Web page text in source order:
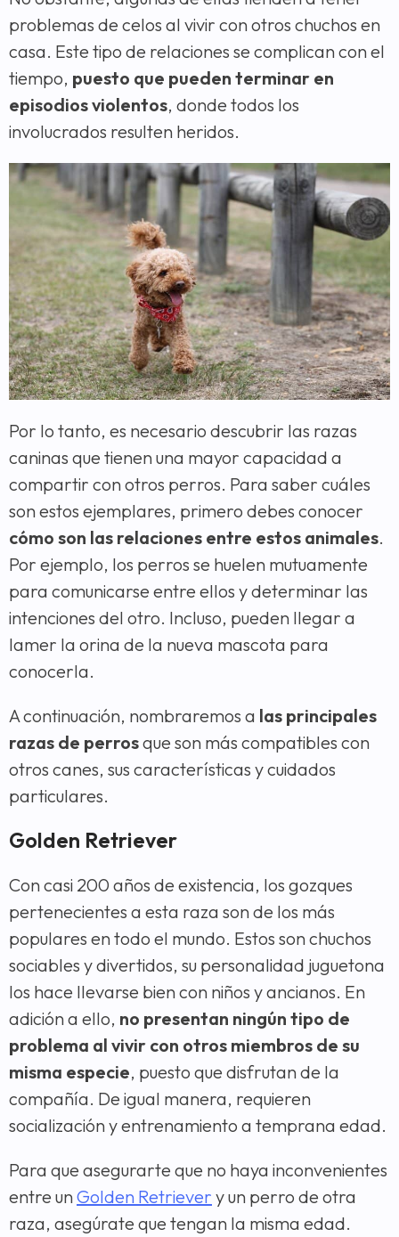
problemas de celos al vivir con otros chuchos en
casa. Este tipo de relaciones se complican con el
tiempo, puesto que pueden terminar en
episodios violentos, donde todos los
involucrados resulten heridos.
Por lo tanto, es necesario descubrir las razas
caninas que tienen una mayor capacidad a
compartir con otros perros. Para saber cuáles
son estos ejemplares, primero debes conocer
cómo son las relaciones entre estos animales.
Por ejemplo, los perros se huelen mutuamente
para comunicarse entre ellos y determinar las
intenciones del otro. Incluso, pueden llegar a
lamer la orina de la nueva mascota para
conocerla.
A continuación, nombraremos a las principales
razas de perrosque son más compatibles con
otros canes, sus características y cuidados
particulares.
Golden Retriever
Con casi 200 años de existencia, los gozques
pertenecientes a esta raza son de los más
populares en todo el mundo. Estos son chuchos
sociables y divertidos, su personalidad juguetona
los hace llevarse bien con niños y ancianos. En
adición a ello, no presentan ningún tipo de
problema al vivir con otros miembros de su
misma especie, puesto que disfrutan de la
compañía. De igual manera, requieren
socialización y entrenamiento a temprana edad.
Para que asegurarte que no haya inconvenientes
entre unGolden Retriever y un perro de otra
raza, asegúrate que tengan la misma edad.